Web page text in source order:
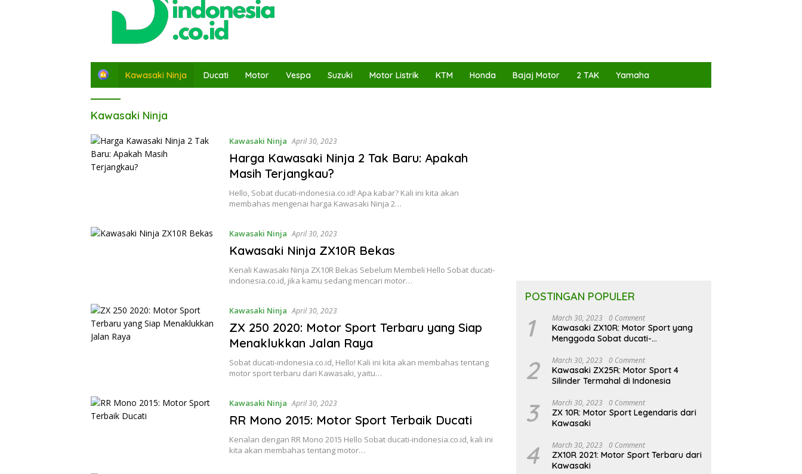
H
Kawasaki Ninja Ducati Motor Vespa Suzuki Motor Listrik KTM Honda Bajaj Motor 2 TAK Yamaha
Kawasaki Ninja
Kawasaki Ninja April 30, 2023
Harga Kawasaki Ninja 2 Tak Baru: Apakah
Masih Terjangkau?
Hello, Sobat ducati-indonesia.co.id! Apa kabar? Kali ini kita akan
membahas mengenai harga Kawasaki Ninja 2…
Kawasaki Ninja April 30, 2023
Kawasaki Ninja ZX10R Bekas
Kenali Kawasaki Ninja ZX10R Bekas Sebelum Membeli Hello Sobat ducati-
indonesia.co.id, jika kamu sedang mencari motor…
Kawasaki Ninja April 30, 2023
ZX 250 2020: Motor Sport Terbaru yang Siap
Menaklukkan Jalan Raya
Sobat ducati-indonesia.co.id, Hello! Kali ini kita akan membahas tentang
motor sport terbaru dari Kawasaki, yaitu…
Kawasaki Ninja April 30, 2023
RR Mono 2015: Motor Sport Terbaik Ducati
Kenalan dengan RR Mono 2015 Hello Sobat ducati-indonesia.co.id, kali ini
kita akan membahas tentang motor…
POSTINGAN POPULER
1 March 30, 2023 0 Comment
Kawasaki ZX10R: Motor Sport yang
Menggoda Sobat ducati-
2 March 30, 2023 0 Comment
Kawasaki ZX25R: Motor Sport 4
Silinder Termahal di Indonesia
3 March 30, 2023 0 Comment
ZX 10R: Motor Sport Legendaris dari
Kawasaki
4 March 30, 2023 0 Comment
ZX10R 2021: Motor Sport Terbaru dari
Kawasaki